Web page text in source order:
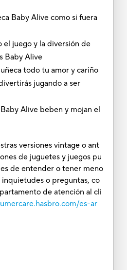
Baby Alive como si fuera
el juego y la diversión de
Baby Alive
todo tu amor y cariño
jugando a ser
Alive beben y mojan el
versiones vintage o ant
de juguetes y juegos pu
de entender o tener meno
o preguntas, co
de atención al cli
es-ar